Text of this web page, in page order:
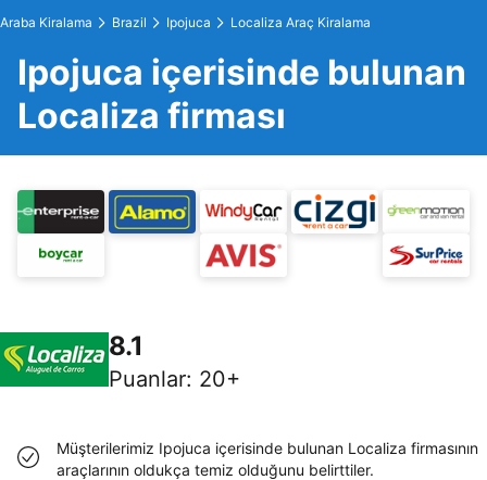
Araba Kiralama Brazil Ipojuca Localiza Araç Kiralama
Ipojuca içerisinde bulunan
Localiza firması
8.1
Puanlar: 20+
Müşterilerimiz Ipojuca içerisinde bulunan Localiza firmasının
araçlarının oldukça temiz olduğunu belirttiler.